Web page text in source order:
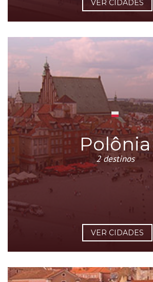
VER CIDADES
Polônia
2 destinos
VER CIDADES